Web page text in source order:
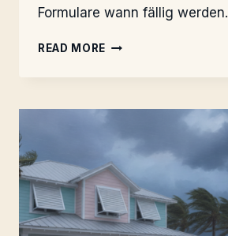
Formulare wann fällig werden.
READ MORE OHNE
IMMOBILIEN-